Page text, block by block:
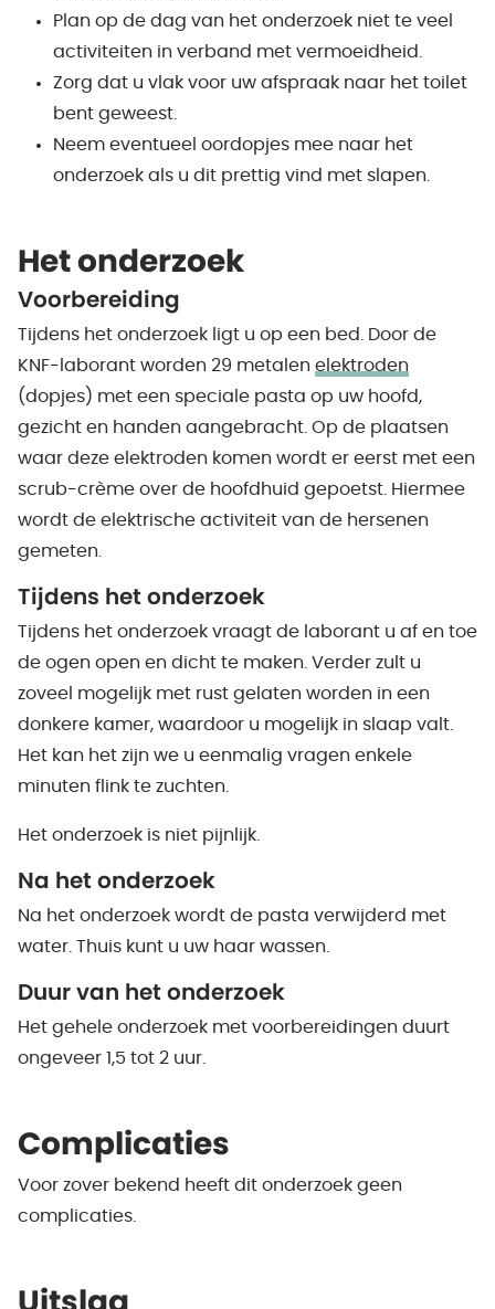
Plan op de dag van het onderzoek niet te veel
activiteiten in verband met vermoeidheid.
Zorg dat u vlak voor uw afspraak naar het toilet
bent geweest.
Neem eventueel oordopjes mee naar het
onderzoek als u dit prettig vind met slapen.
Het onderzoek
Voorbereiding
Tijdens het onderzoek ligt u op een bed. Door de
KNF-laborant worden 29 metalen elektroden
(dopjes) met een speciale pasta op uw hoofd,
gezicht en handen aangebracht. Op de plaatsen
waar deze elektroden komen wordt er eerst met een
scrub-crème over de hoofdhuid gepoetst. Hiermee
wordt de elektrische activiteit van de hersenen
gemeten.
Tijdens het onderzoek
Tijdens het onderzoek vraagt de laborant u af en toe
de ogen open en dicht te maken. Verder zult u
zoveel mogelijk met rust gelaten worden in een
donkere kamer, waardoor u mogelijk in slaap valt.
Het kan het zijn we u eenmalig vragen enkele
minuten flink te zuchten.
Het onderzoek is niet pijnlijk.
Na het onderzoek
Na het onderzoek wordt de pasta verwijderd met
water. Thuis kunt u uw haar wassen.
Duur van het onderzoek
Het gehele onderzoek met voorbereidingen duurt
ongeveer 1,5 tot 2 uur.
Complicaties
Voor zover bekend heeft dit onderzoek geen
complicaties.